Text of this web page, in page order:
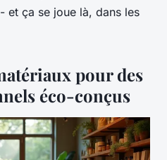
et ça se joue là, dans les
pour des
éco-conçus